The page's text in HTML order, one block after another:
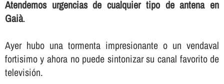
Atendemos urgencias de cualquier tipo de antena en
Gaià.
Ayer hubo una tormenta impresionante o un vendaval
fortisimo y ahora no puede sintonizar su canal favorito de
televisión.